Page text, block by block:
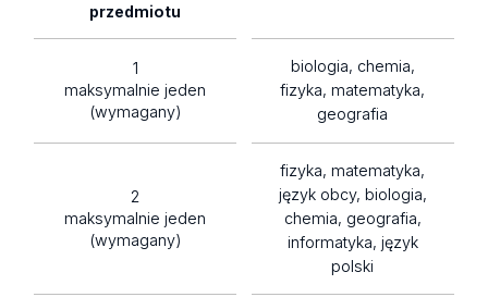
przedmiotu
1
maksymalnie jeden
(wymagany)
biologia, chemia,
fizyka, matematyka,
geografia
2
maksymalnie jeden
(wymagany)
fizyka, matematyka,
język obcy, biologia,
chemia, geografia,
informatyka, język
polski